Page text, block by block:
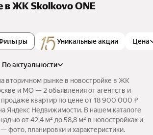
в ЖК Skolkovo ONE
Уникальные акции Цена
по актуальности
вторичном рынке в новостройке в ЖК
и МО — 2 объявления от агентств и
продаже квартир по цене от 18 900 000 ₽
Яндекс Недвижимости. В нашем каталоге
от 42,4 м² до 58,8 м² в новостройках и
фото, планировки и характеристики.